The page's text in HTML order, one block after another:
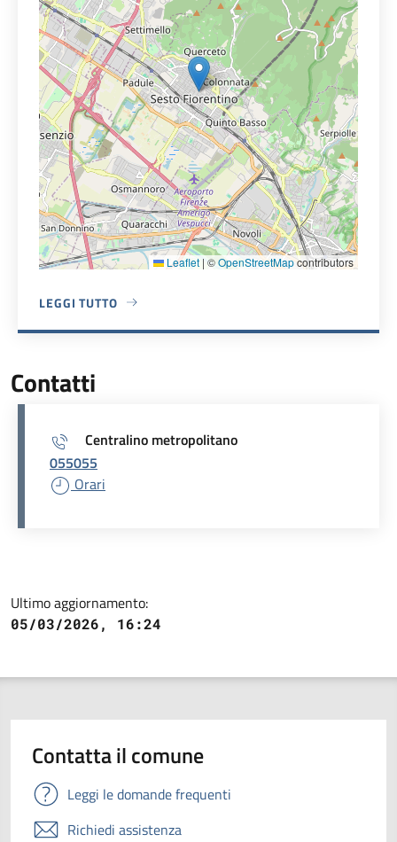
Leaflet | ©OpenStreetMapcontributors
LEGGI TUTTO
A PROPOSITO DI VIA DANTE ALIGHIERI, 8
Contatti
Centralino metropolitano
055055
Orari
Ultimo aggiornamento:
05/03/2026, 16:24
Contatta il comune
Leggi le domande frequenti
Richiedi assistenza